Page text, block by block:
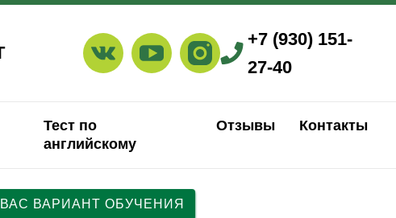
+7 (930) 151-
27-40
Тест по
английскому
Отзывы Контакты
ВАРИАНТ ОБУЧЕНИЯ